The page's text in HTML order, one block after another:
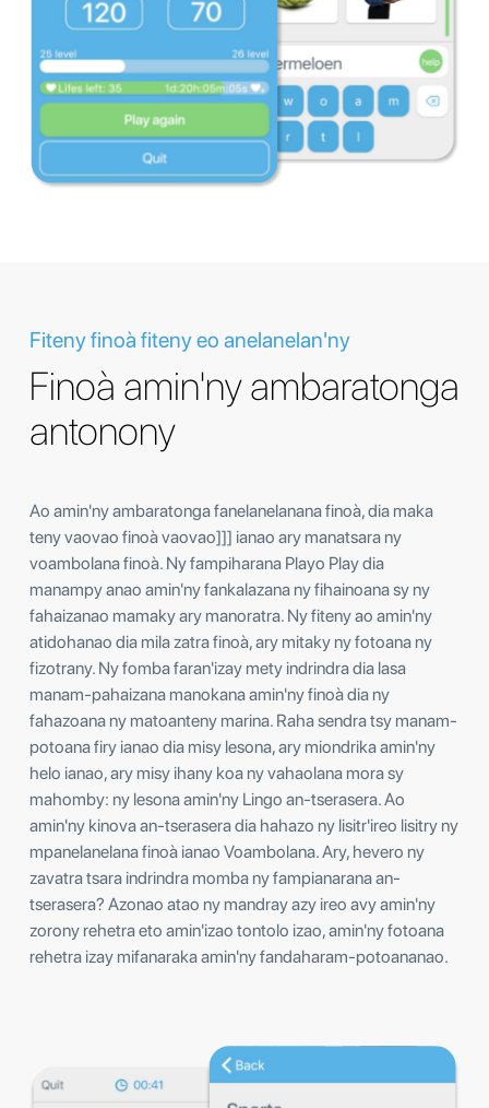
Fiteny finoà fiteny eo anelanelan'ny
Finoà amin'ny ambaratonga
antonony
Ao amin'ny ambaratonga fanelanelanana finoà, dia maka
teny vaovao finoà vaovao]]] ianao ary manatsara ny
voambolana finoà. Ny fampiharana Playo Play dia
manampy anao amin'ny fankalazana ny fihainoana sy ny
fahaizanao mamaky ary manoratra. Ny fiteny ao amin'ny
atidohanao dia mila zatra finoà, ary mitaky ny fotoana ny
fizotrany. Ny fomba faran'izay mety indrindra dia lasa
manam-pahaizana manokana amin'ny finoà dia ny
fahazoana ny matoanteny marina. Raha sendra tsy manam-
potoana firy ianao dia misy lesona, ary miondrika amin'ny
helo ianao, ary misy ihany koa ny vahaolana mora sy
mahomby: ny lesona amin'ny Lingo an-tserasera. Ao
amin'ny kinova an-tserasera dia hahazo ny lisitr'ireo lisitry ny
mpanelanelana finoà ianao Voambolana. Ary, hevero ny
zavatra tsara indrindra momba ny fampianarana an-
tserasera? Azonao atao ny mandray azy ireo avy amin'ny
zorony rehetra eto amin'izao tontolo izao, amin'ny fotoana
rehetra izay mifanaraka amin'ny fandaharam-potoananao.